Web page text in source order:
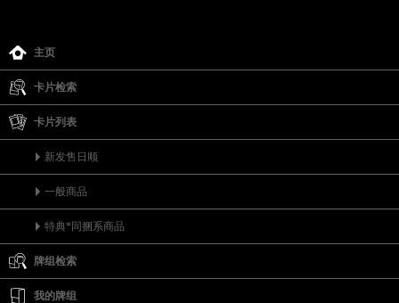
主页
卡片检索
卡片列表
新发售日顺
一般商品
特典*同捆系商品
牌组检索
我的牌组